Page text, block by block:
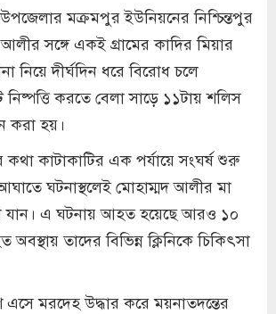
উপজেলার মক্রমপুর ইউনিয়নের নিশ্চিন্তপুর
আলীর সঙ্গে একই গ্রামের কাদির মিয়ার
নিয়ে দীর্ঘদিন ধরে বিরোধ চলে
করতে বেলা সাড়ে ১১টায় শলিস
করা হয়।
কাটাকাটির এক পর্যায়ে সংঘর্ষ শুরু
ঘটনাস্থলেই মোহাম্মদ আলীর মা
যান। এ ঘটনায় আহত হয়েছে আরও ১০
তাদের বিভিন্ন ক্লিনিকে চিকিৎসা
মরদেহ উদ্ধার করে ময়নাতদন্তের